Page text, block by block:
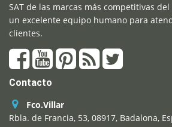
SAT de las marcas más competitivas
un excelente equipo humano para
clientes.
Contacto
Fco.Villar
Rbla. de Francia, 53, 08917, Badalona,